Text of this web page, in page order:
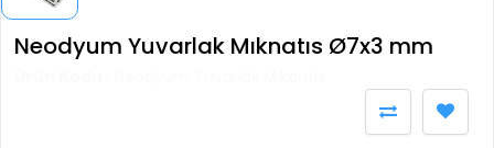
Neodyum Yuvarlak Mıknatıs Ø7x3 mm